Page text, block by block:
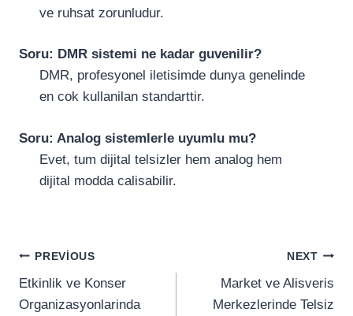
ve ruhsat zorunludur.
Soru: DMR sistemi ne kadar guvenilir?
DMR, profesyonel iletisimde dunya genelinde
en cok kullanilan standarttir.
Soru: Analog sistemlerle uyumlu mu?
Evet, tum dijital telsizler hem analog hem
dijital modda calisabilir.
Yazı
Gezinmesi
PREVIOUS
Etkinlik ve Konser
Organizasyonlarinda
NEXT
Market ve Alisveris
Merkezlerinde Telsiz